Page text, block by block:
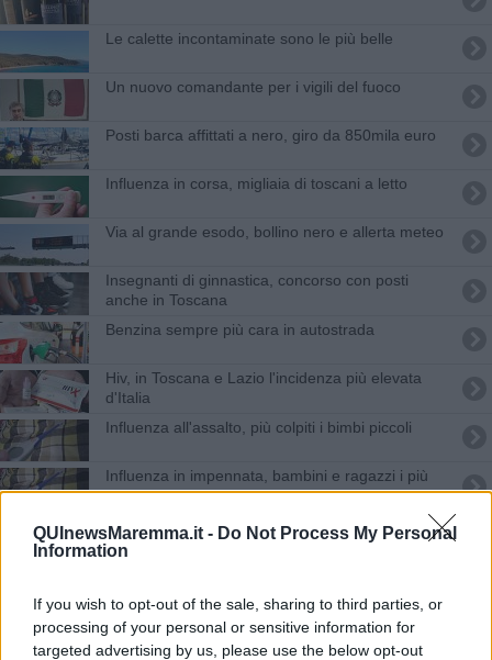
QUInewsMaremma.it - Do Not Process My Personal
Information
If you wish to opt-out of the sale, sharing to third parties, or
processing of your personal or sensitive information for
targeted advertising by us, please use the below opt-out
Le calette incontaminate sono le più belle
Un nuovo comandante per i vigili del fuoco
Posti barca affittati a nero, giro da 850mila euro
Influenza in corsa, migliaia di toscani a letto
Via al grande esodo, bollino nero e allerta meteo
Insegnanti di ginnastica, concorso con posti
anche in Toscana
Benzina sempre più cara in autostrada
Hiv, in Toscana e Lazio l'incidenza più elevata
d'Italia
Influenza all'assalto, più colpiti i bimbi piccoli
Influenza in impennata, bambini e ragazzi i più
colpiti
Ferrovie miraggio in un terzo dei Comuni toscani
Non studiano né lavorano, così quasi metà dei
giovani